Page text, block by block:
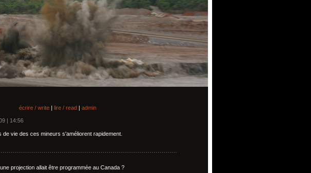
écrire / write | lire / read | admin
| 14:56
de vie des ces mineurs s'améliorent rapidement.
projection allait être programmée au Canada ?